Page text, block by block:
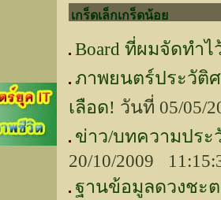
เกร็ดเล็กเกร็ดน้อย
Board ที่ผมจัดทำไ
ภาพยนตร์ประวัติ
เลือด! วันที่ 05/05/
ข่าว/บทความประวั
20/10/2009
ฐานข้อมูลดวงชะต